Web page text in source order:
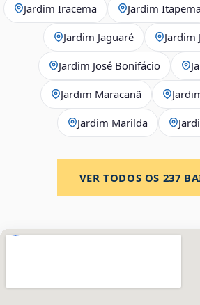
Jardim Iracema Jardim Itapema
Jardim Jaguaré Jardim
Jardim José Bonifácio
Jardim Maracanã
Jardim Marilda
VER TODOS OS 237